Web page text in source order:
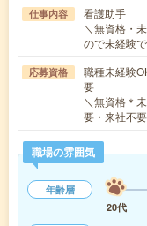
仕事内容
看護助手
＼無資格・
ので未経験
応募資格
職種未経験
要
＼無資格＊
要・来社不
職場の雰囲気
年齢層
20代